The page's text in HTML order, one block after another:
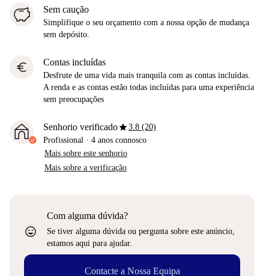
Sem caução
Simplifique o seu orçamento com a nossa opção de mudança
sem depósito.
euro Contas incluídas
Desfrute de uma vida mais tranquila com as contas incluídas.
A renda e as contas estão todas incluídas para uma experiência
sem preocupações
Senhorio verificadostar3.8 (20)
Profissional · 4 anos connosco
Mais sobre este senhorio
Mais sobre a verificação
sentiment_very_satisfied
Com alguma dúvida?
Se tiver alguma dúvida ou pergunta sobre este anúncio,
estamos aqui para ajudar.
Contacte a Nossa Equipa